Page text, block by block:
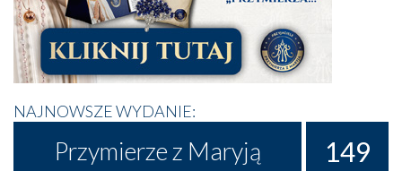
NAJNOWSZE WYDANIE:
Przymierze z Maryją 149